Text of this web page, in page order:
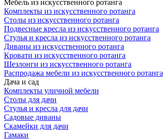
Мебель из искусственного ротанга
Комплекты из искусственного ротанга
Столы из искусственного ротанга
Подвесные кресла из искусственного ротанга
Стулья и кресла из искусственного ротанга
Диваны из искусственного ротанга
Кровати из искусственного ротанга
Шезлонги из искусственного ротанга
Распродажа мебели из искусственного ротанга
Дача и сад
Комплекты уличной мебели
Столы для дачи
Стулья и кресла для дачи
Садовые диваны
Скамейки для дачи
Гамаки